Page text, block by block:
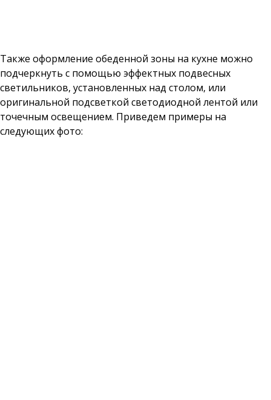
Также оформление обеденной зоны на кухне можно
подчеркнуть с помощью эффектных подвесных
светильников, установленных над столом, или
оригинальной подсветкой светодиодной лентой или
точечным освещением. Приведем примеры на
следующих фото: